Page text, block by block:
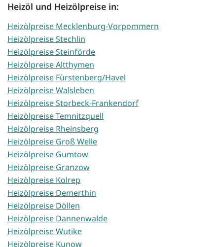
Heizöl und Heizölpreise in:
Heizölpreise Mecklenburg-Vorpommern
Heizölpreise Stechlin
Heizölpreise Steinförde
Heizölpreise Altthymen
Heizölpreise Fürstenberg/Havel
Heizölpreise Walsleben
Heizölpreise Storbeck-Frankendorf
Heizölpreise Temnitzquell
Heizölpreise Rheinsberg
Heizölpreise Groß Welle
Heizölpreise Gumtow
Heizölpreise Granzow
Heizölpreise Kolrep
Heizölpreise Demerthin
Heizölpreise Döllen
Heizölpreise Dannenwalde
Heizölpreise Wutike
Heizölpreise Kunow